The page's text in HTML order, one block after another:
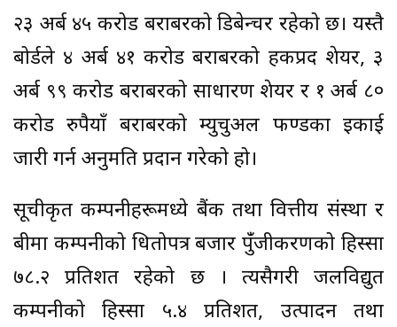
२३ अर्ब ४५ करोड बराबरको डिबेन्चर रहेको छ। यस्तै
बोर्डले ४ अर्ब ४१ करोड बराबरको हकप्रद शेयर, ३
अर्ब ९९ करोड बराबरको साधारण शेयर र १ अर्ब ८०
करोड रुपैयाँ बराबरको म्युचुअल फण्डका इकाई
जारी गर्न अनुमति प्रदान गरेको हो।
सूचीकृत कम्पनीहरूमध्ये बैंक तथा वित्तीय संस्था र
बीमा कम्पनीको धितोपत्र बजार पुँंजीकरणको हिस्सा
७८.२ प्रतिशत रहेको छ । त्यसैगरी जलविद्युत
कम्पनीको हिस्सा ५.४ प्रतिशत, उत्पादन तथा